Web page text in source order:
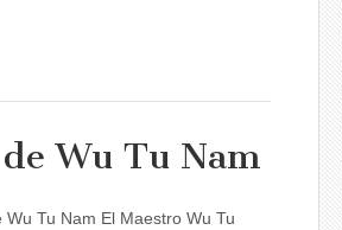
Wu Tu Nam
Tu Nam El Maestro Wu Tu